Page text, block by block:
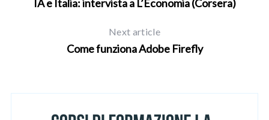
IA e Italia: intervista a L’Economia (Corsera)
Next article
Come funziona Adobe Firefly